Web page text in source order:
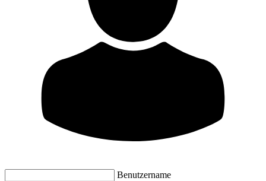
Benutzername